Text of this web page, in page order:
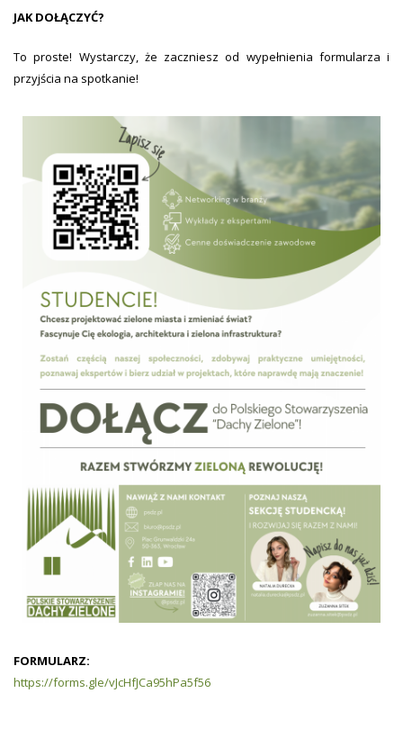
JAK DOŁĄCZYĆ?
To proste! Wystarczy, że zaczniesz od wypełnienia formularza i
przyjścia na spotkanie!
FORMULARZ:
https://forms.gle/vJcHfJCa95hPa5f56